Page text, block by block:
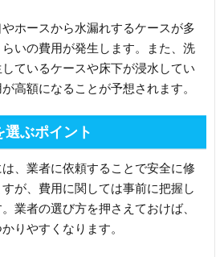
ホースから水漏れするケースが多
いの費用が発生します。また、洗
ているケースや床下が浸水してい
高額になることが予想されます。
ぶポイント
、業者に依頼することで安全に修
が、費用に関しては事前に把握し
業者の選び方を押さえておけば、
りやすくなります。